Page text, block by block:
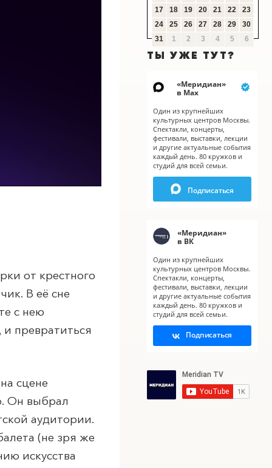
X
от крестного
В её сне
с нею
превратиться
сцене
Он выбрал
аудитории.
(не зря же
искусства
17
18 19 20 21 22
23
24
25 26 27 28 29
30
31
1 2 3 4 5 6
ТЫ УЖЕ ТУТ?
«Меридиан»
в Мах
Один из крупнейших
культурных центров Москвы.
Спектакли, концерты,
фестивали, выставки, лекции
и другие актуальные события
каждый день. 80 кружков и
студий для всей семьи.
Подписаться
«Меридиан»
в ВК
Один из крупнейших
культурных центров Москвы.
Спектакли, концерты,
фестивали, выставки, лекции
и другие актуальные события
каждый день. 80 кружков и
студий для всей семьи.
Подписаться